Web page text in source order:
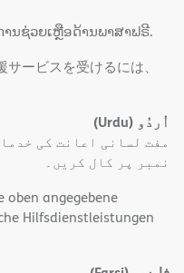
ານຊ່ວຍເຫຼືອດ້ານພາສາຟຣີ.
ービスを受けるには、
اُردُو (Urdu)
مفت لسانی اعانت کی
نمبر پر کال کریں۔
oben angegebene
Hilfsdienstleistungen